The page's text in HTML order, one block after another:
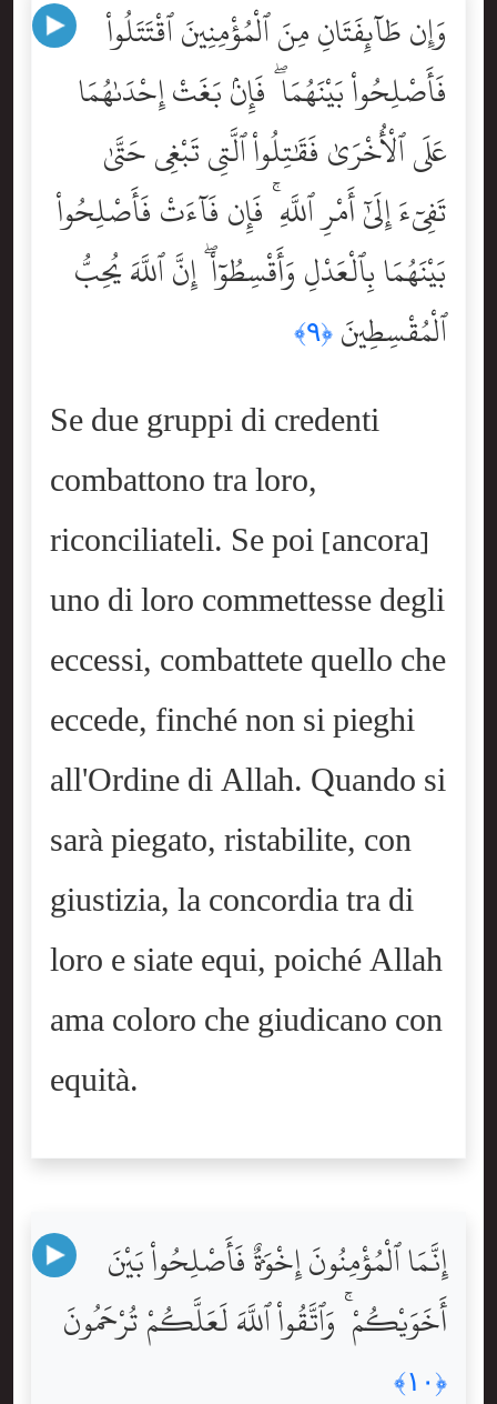
وَإِن طَآئِفَتَانِ مِنَ ٱلْمُؤْمِنِينَ ٱقْتَتَلُواْ
فَأَصْلِحُواْ بَيْنَهُمَا ۖ فَإِنۢ بَغَتْ إِحْدَىٰهُمَا
عَلَى ٱلْأُخْرَىٰ فَقَٰتِلُواْ ٱلَّتِى تَبْغِى حَتَّىٰ
تَفِىٓءَ إِلَىٰٓ أَمْرِ ٱللَّهِ ۚ فَإِن فَآءَتْ فَأَصْلِحُواْ
بَيْنَهُمَا بِٱلْعَدْلِ وَأَقْسِطُوٓاْ ۖ إِنَّ ٱللَّهَ يُحِبُّ
ٱلْمُقْسِطِينَ ﴿٩﴾
Se due gruppi di credenti
combattono tra loro,
riconciliateli. Se poi [ancora]
uno di loro commettesse degli
eccessi, combattete quello che
eccede, finché non si pieghi
all'Ordine di Allah. Quando si
sarà piegato, ristabilite, con
giustizia, la concordia tra di
loro e siate equi, poiché Allah
ama coloro che giudicano con
equità.
إِنَّمَا ٱلْمُؤْمِنُونَ إِخْوَةٌۭ فَأَصْلِحُواْ بَيْنَ
أَخَوَيْكُمْ ۚ وَٱتَّقُواْ ٱللَّهَ لَعَلَّكُمْ تُرْحَمُونَ
﴿١٠﴾